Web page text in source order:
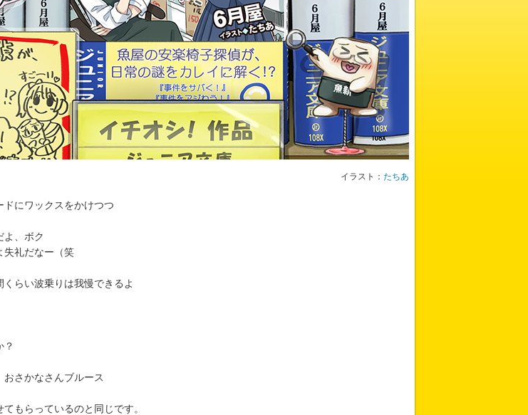
イラスト： たちあ
にワックスをかけつつ
よ、ボク
失礼だなー（笑
らい波乗りは我慢できるよ
？
さかなさんブルース
もらっているのと同じです。